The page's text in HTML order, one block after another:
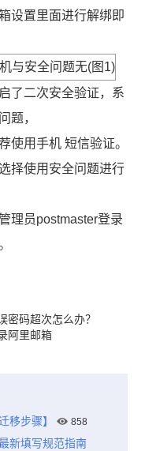
设置里面进行解绑即
了二次安全验证，系
题，
使用手机 短信验证。
择使用安全问题进行
理员postmaster登录
密码超次怎么办？
阿里邮箱
移步骤】 858
新填写规范指南